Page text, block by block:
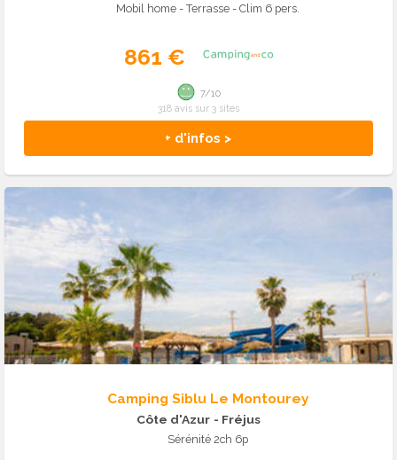
Mobil home - Terrasse - Clim 6 pers.
861 €
+ d'infos >
7/10
318 avis sur 3 sites
Camping Siblu Le Montourey
Côte d'Azur - Fréjus
Sérénité 2ch 6p